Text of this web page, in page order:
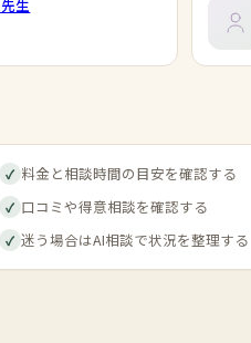
先生
✓ 料金と相談時間の目安を確認する
✓ 口コミや得意相談を確認する
✓ 迷う場合はAI相談で状況を整理する